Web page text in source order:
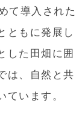
て導入された
ともに発展し
した田畑に囲
は、自然と共
います。